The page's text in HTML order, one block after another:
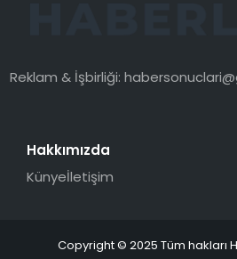
Reklam & İşbirliği:
Hakkımızda
Künyeİletişim
Copyright © 2025 Tüm hakları